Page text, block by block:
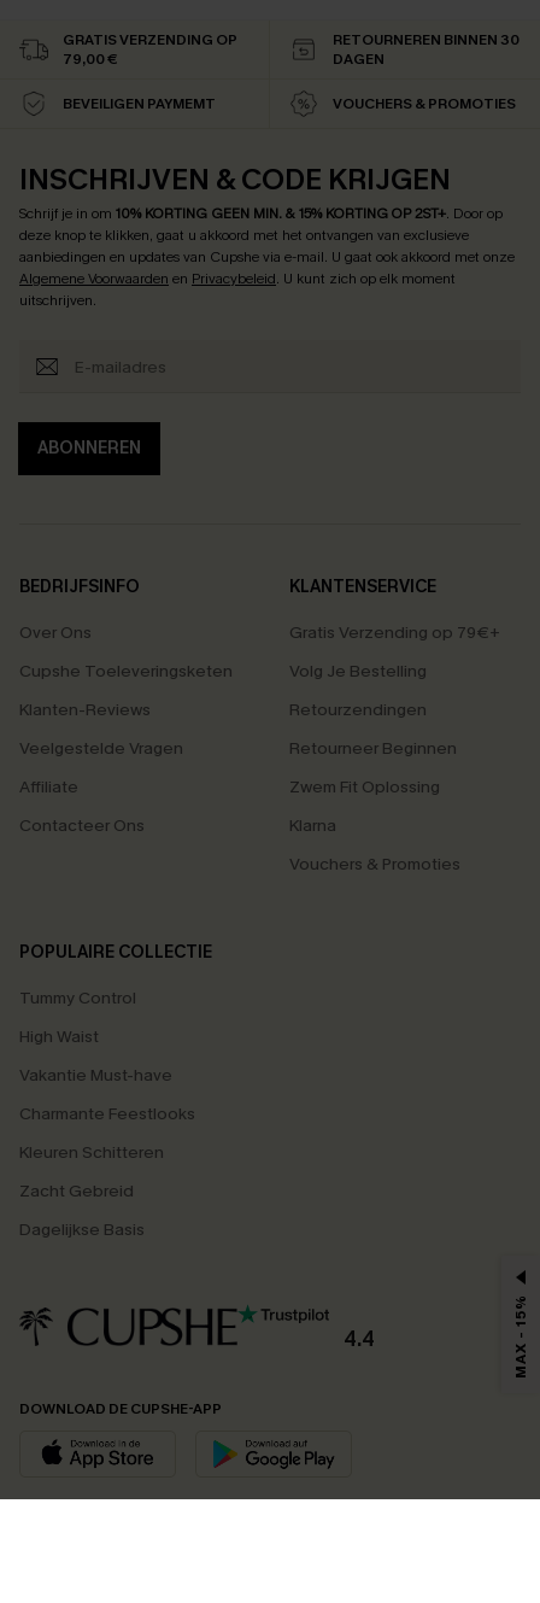
GRATIS VERZENDING OP
79,00 €
RETOURNEREN BINNEN 30
DAGEN
BEVEILIGEN PAYMEMT VOUCHERS & PROMOTIES
INSCHRIJVEN & CODE KRIJGEN
Schrijf je in om 10% KORTING GEEN MIN. & 15% KORTING OP 2ST+. Door op
deze knop te klikken, gaat u akkoord met het ontvangen van exclusieve
aanbiedingen en updates van Cupshe via e-mail. U gaat ook akkoord met onze
Algemene Voorwaarden en Privacybeleid. U kunt zich op elk moment
uitschrijven.
ABONNEREN
BEDRIJFSINFO
Over Ons
Cupshe Toeleveringsketen
Klanten-Reviews
Veelgestelde Vragen
Affiliate
Contacteer Ons
KLANTENSERVICE
Gratis Verzending op 79€+
Volg Je Bestelling
Retourzendingen
Retourneer Beginnen
Zwem Fit Oplossing
Klarna
Vouchers & Promoties
POPULAIRE COLLECTIE
Tummy Control
High Waist
Vakantie Must-have
Charmante Feestlooks
Kleuren Schitteren
Zacht Gebreid
Dagelijkse Basis
4.4
DOWNLOAD DE CUPSHE-APP
MAX - 15%